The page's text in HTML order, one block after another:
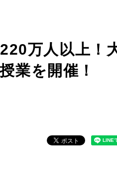
万人以上！
業を開催！